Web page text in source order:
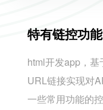
特有链控功能
html开发app，基
URL链接实现对
一些常用功能的控